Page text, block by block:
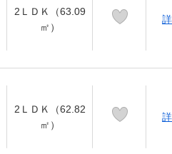
2ＬＤＫ（63.09
㎡）
2ＬＤＫ（62.82
㎡）